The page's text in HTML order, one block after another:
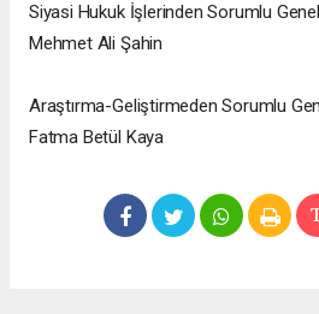
Siyasi Hukuk İşlerinden Sorumlu Genel
Mehmet Ali Şahin
Araştırma-Geliştirmeden Sorumlu
Fatma Betül Kaya